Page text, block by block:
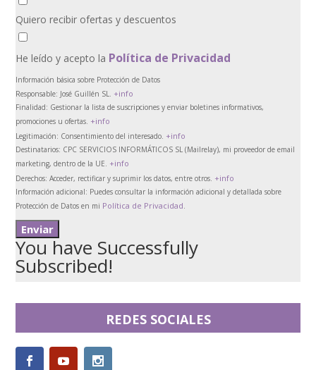
Quiero recibir ofertas y descuentos
He leído y acepto la Política de Privacidad
Información básica sobre Protección de Datos
Responsable: José Guillén SL. +info
Finalidad: Gestionar la lista de suscripciones y enviar boletines informativos,
promociones u ofertas. +info
Legitimación: Consentimiento del interesado. +info
Destinatarios: CPC SERVICIOS INFORMÁTICOS SL (Mailrelay), mi proveedor de email
marketing, dentro de la UE. +info
Derechos: Acceder, rectificar y suprimir los datos, entre otros. +info
Información adicional: Puedes consultar la información adicional y detallada sobre
Protección de Datos en mi Política de Privacidad.
You have Successfully
Subscribed!
REDES SOCIALES